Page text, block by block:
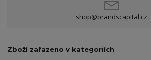
shop@brandscapital.cz
Zboží zařazeno v kategoriích